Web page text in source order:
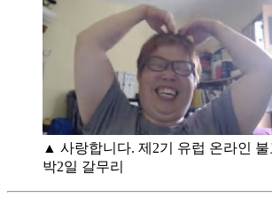
▲ 사랑합니다. 제2기 유럽 온라인 불
박2일 갈무리